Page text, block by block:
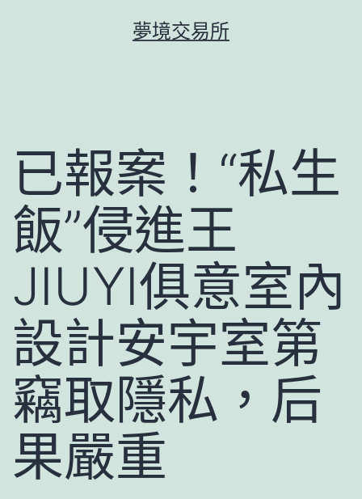
夢境交易所
已報案！“私生
飯”侵進王
JIUYI俱意室內
設計安宇室第
竊取隱私，后
果嚴重